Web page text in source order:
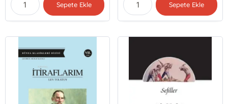
Sepete Ekle Sepete Ekle